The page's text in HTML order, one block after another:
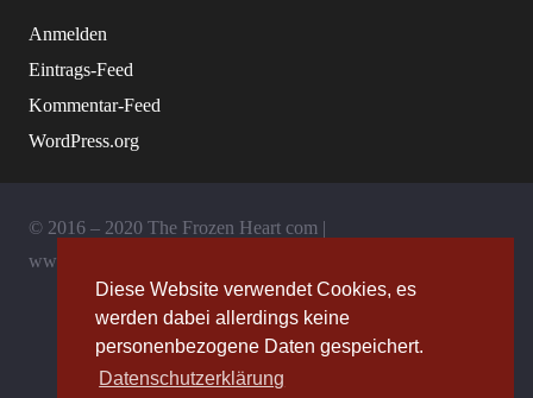
Diese Website verwendet Cookies, es
werden dabei allerdings keine
personenbezogene Daten gespeichert.
Datenschutzerklärung
Anmelden
Eintrags-Feed
Kommentar-Feed
WordPress.org
© 2016 – 2020 The Frozen Heart com |
www.thefrozenheart.com
Allgemeine Geschäftsbedingungen